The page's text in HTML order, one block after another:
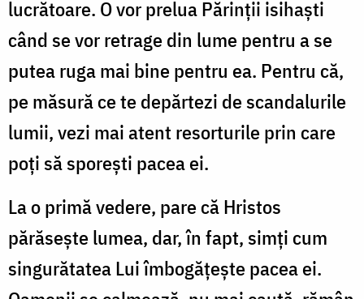
lucrătoare. O vor prelua Părinții isihaști
când se vor retrage din lume pentru a se
putea ruga mai bine pentru ea. Pentru că,
pe măsură ce te depărtezi de scandalurile
lumii, vezi mai atent resorturile prin care
poți să sporești pacea ei.
La o primă vedere, pare că Hristos
părăsește lumea, dar, în fapt, simți cum
singurătatea Lui îmbogățește pacea ei.